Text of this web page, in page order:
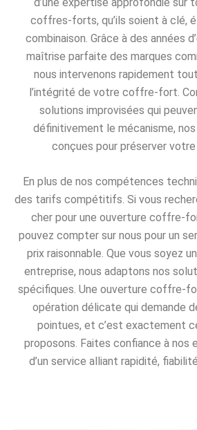
coffres-forts, qu’ils soient à clé,
combinaison. Grâce à des années
maîtrise parfaite des marques
nous intervenons rapidement
l’intégrité de votre coffre-fort.
solutions improvisées qui
définitivement le mécanisme,
conçues pour préserver votre
En plus de nos compétences
des tarifs compétitifs. Si vous
cher pour une ouverture coffre-
pouvez compter sur nous pour un
prix raisonnable. Que vous soyez
entreprise, nous adaptons nos
spécifiques. Une ouverture coffre-
opération délicate qui demande
pointues, et c’est exactement
proposons. Faites confiance à
d’un service alliant rapidité,